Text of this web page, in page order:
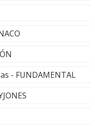
- FUNDAMENTAL